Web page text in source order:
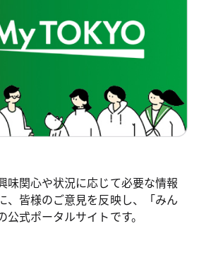
味関心や状況に応じて必要な情報
、皆様のご意見を反映し、「みん
式ポータルサイトです。